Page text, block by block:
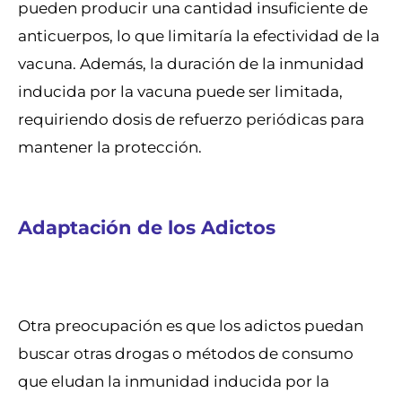
pueden producir una cantidad insuficiente de
anticuerpos, lo que limitaría la efectividad de la
vacuna. Además, la duración de la inmunidad
inducida por la vacuna puede ser limitada,
requiriendo dosis de refuerzo periódicas para
mantener la protección.
Adaptación de los Adictos
Otra preocupación es que los adictos puedan
buscar otras drogas o métodos de consumo
que eludan la inmunidad inducida por la